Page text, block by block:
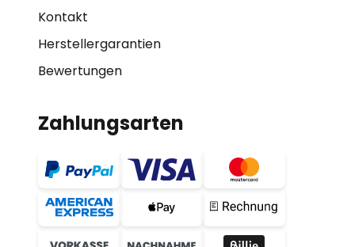
Kontakt
Herstellergarantien
Bewertungen
Zahlungsarten